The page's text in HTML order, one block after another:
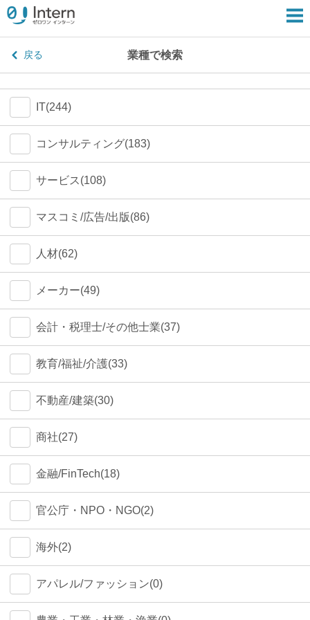
戻る 業種で検索
IT(244)
コンサルティング(183)
サービス(108)
マスコミ/広告/出版(86)
人材(62)
メーカー(49)
会計・税理士/その他士業(37)
教育/福祉/介護(33)
不動産/建築(30)
商社(27)
金融/FinTech(18)
官公庁・NPO・NGO(2)
海外(2)
アパレル/ファッション(0)